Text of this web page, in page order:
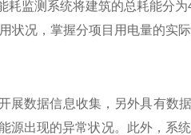
耗监测系统将建筑的总耗能分
状况，掌握分项目用电量的实际
展数据信息收集，另外具有数
源出现的异常状况。此外，系